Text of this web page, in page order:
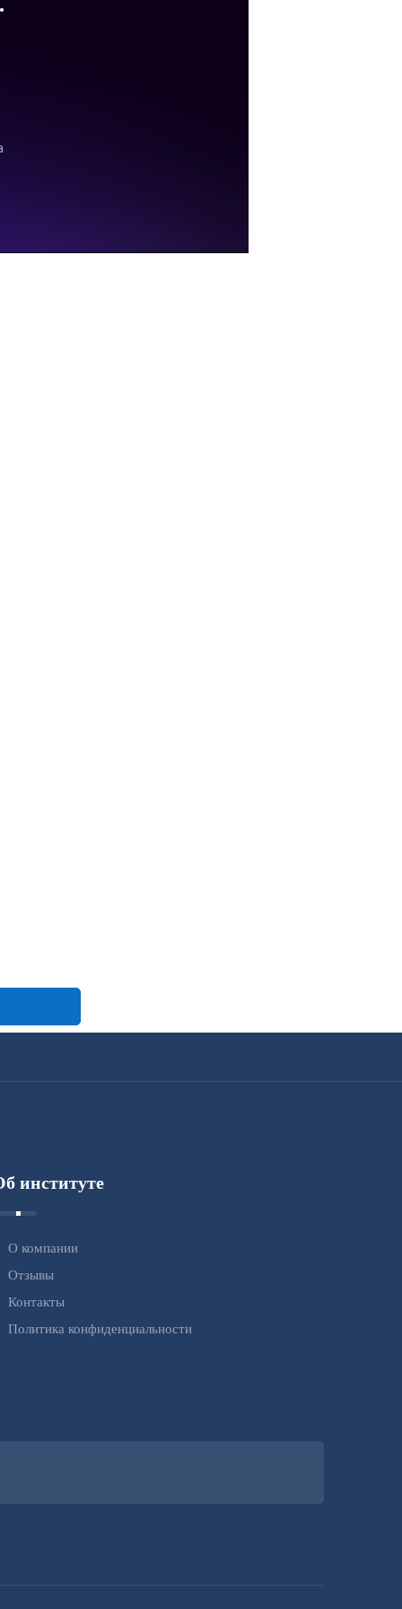
институте
О компании
Отзывы
Контакты
Политика конфиденциальности